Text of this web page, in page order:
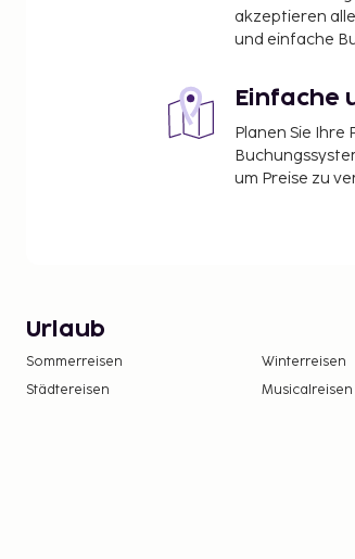
akzeptieren
und einfache
Einfache
Planen Sie Ihre
um Preise zu
Urlaub
Sommerreisen Winterreisen
Städtereisen
Musicalreisen